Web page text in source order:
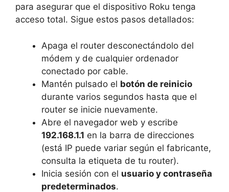
para asegurar que el dispositivo Roku tenga
acceso total. Sigue estos pasos detallados:
Apaga el router desconectándolo del
módem y de cualquier ordenador
conectado por cable.
Mantén pulsado el botón de reinicio
durante varios segundos hasta que el
router se inicie nuevamente.
Abre el navegador web y escribe
192.168.1.1 en la barra de direcciones
(está IP puede variar según el fabricante,
consulta la etiqueta de tu router).
Inicia sesión con el usuario y contraseña
predeterminados.